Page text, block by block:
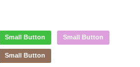
Small Button Small Button
Small Button